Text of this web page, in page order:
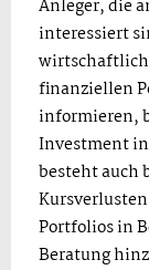
Anleger, die
interessiert
finanziellen
informieren,
Investment
besteht auch
Portfolios in
Beratung